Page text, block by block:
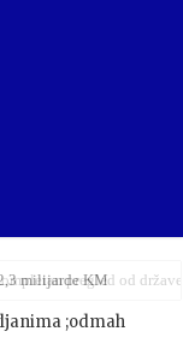
milijarde KM
;odmah